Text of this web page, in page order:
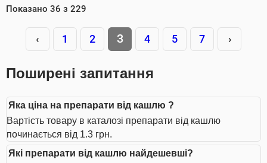
Показано 36 з 229
‹ 1 2 3 4 5 7 ›
Поширені запитання
Яка ціна на препарати від кашлю ?
Вартість товару в каталозі препарати від кашлю
починається від 1.3 грн.
Які препарати від кашлю найдешевші?